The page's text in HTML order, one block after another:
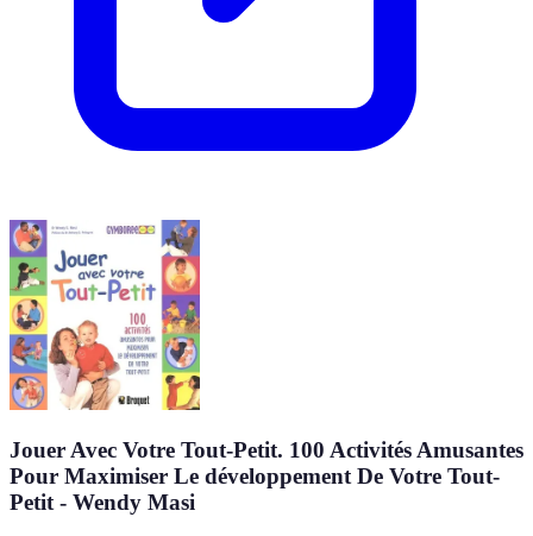
Jouer Avec Votre Tout-Petit. 100 Activités Amusantes
Pour Maximiser Le développement De Votre Tout-
Petit - Wendy Masi